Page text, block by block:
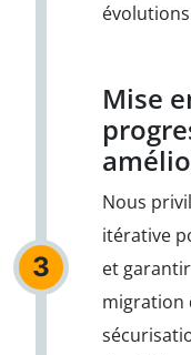
3
Mise
Nous
itérative
et
migration